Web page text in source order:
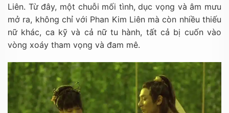
Liên. Từ đây, một chuỗi mối tình, dục vọng và âm mưu
mở ra, không chỉ với Phan Kim Liên mà còn nhiều thiếu
nữ khác, ca kỹ và cả nữ tu hành, tất cả bị cuốn vào
vòng xoáy tham vọng và đam mê.